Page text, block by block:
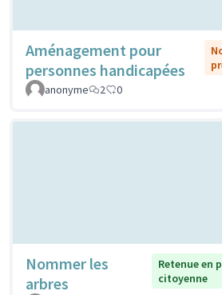
Aménagement pour
personnes handicapées
anonyme
2 0
Nommer les
arbres
Retenue en
citoyenne